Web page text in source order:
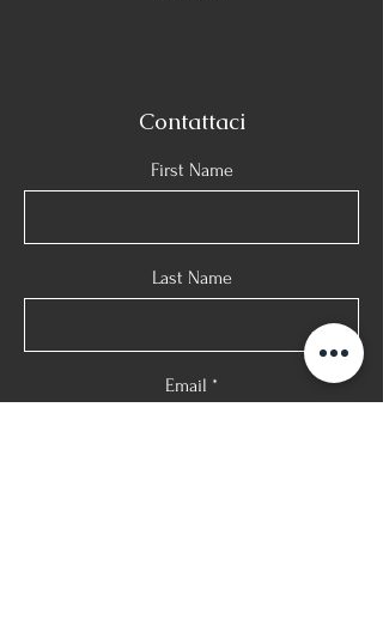
Contattaci
First Name
Last Name
Email